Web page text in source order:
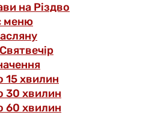
на Різдво
меню
15 хвилин
30 хвилин
60 хвилин